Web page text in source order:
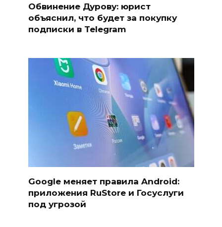
Обвинение Дурову: юрист
объяснил, что будет за покупку
подписки в Telegram
Google меняет правила Android:
приложения RuStore и Госуслуги
под угрозой